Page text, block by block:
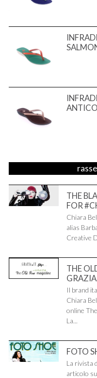
THE
FOR
Chiara
alias
Creative
THE
Il brand
Chiara
online
La...
FOTO
La rivista
articolo